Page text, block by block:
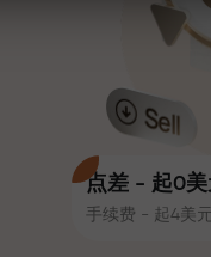
点差 - 起0
手续费 - 起4美
赛道速度与
观。Ales
带入交易世
伙伴，激励
最高X1000奖